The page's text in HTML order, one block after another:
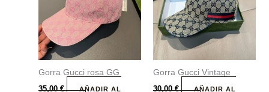
Gorra Gucci rosa GG
35,00€
AÑADIR AL
Gorra Gucci Vintage
30,00€
AÑADIR AL